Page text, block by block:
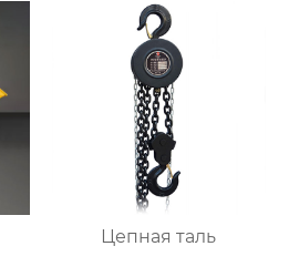
Цепная таль